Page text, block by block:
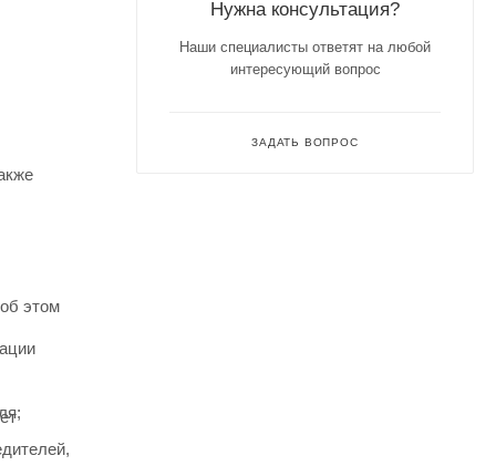
этом
Нужна консультация?
Наши специалисты ответят на любой
интересующий вопрос
ЗАДАТЬ ВОПРОС